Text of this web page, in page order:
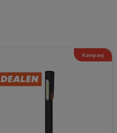
Kampanj